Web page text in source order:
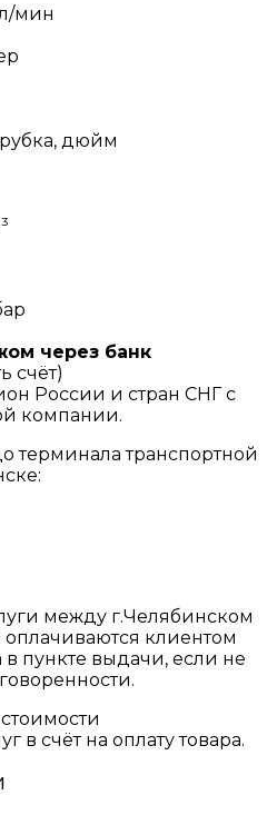
мин
дюйм
через банк
счёт)
России и стран СНГ с
компании.
терминала транспортной
между г.Челябинском
клиентом
пункте выдачи, если не
в счёт на оплату товара.